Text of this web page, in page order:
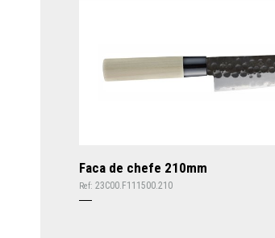
Faca de chefe 210mm
Ref: 23C00.F111500.210